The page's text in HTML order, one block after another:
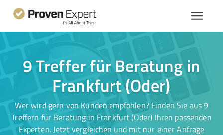
9 Treffer für Beratung in
Frankfurt (Oder)
Wer wird gern von Kunden empfohlen? Finden Sie aus 9
Treffern für Beratung in Frankfurt (Oder) Ihren passenden
Experten. Jetzt vergleichen und mit nur einer Anfrage